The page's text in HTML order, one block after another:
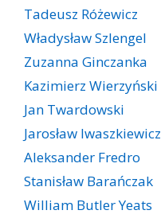
Tadeusz Różewicz
Władysław Szlengel
Zuzanna Ginczanka
Kazimierz Wierzyński
Jan Twardowski
Jarosław Iwaszkiewicz
Aleksander Fredro
Stanisław Barańczak
William Butler Yeats